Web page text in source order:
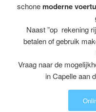
schone moderne
Naast ”op rekening
betalen of gebruik
Vraag naar de
in Capelle aan